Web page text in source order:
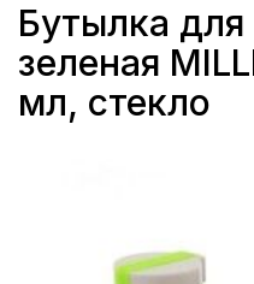
Бутылка для
зеленая
мл, стекло